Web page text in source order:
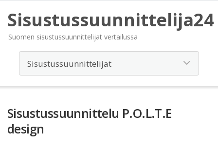
Sisustussuunnittelija24
Suomen sisustussuunnittelijat vertailussa
Sisustussuunnittelu P.O.L.T.E
design